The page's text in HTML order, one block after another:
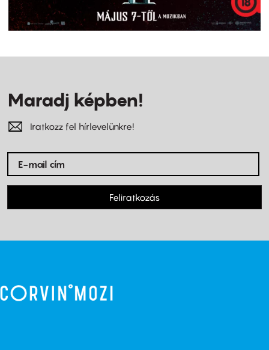
Maradj képben!
Iratkozz fel hírlevelünkre!
Feliratkozás